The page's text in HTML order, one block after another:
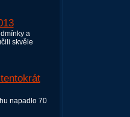
a
skvěle
napadlo 70